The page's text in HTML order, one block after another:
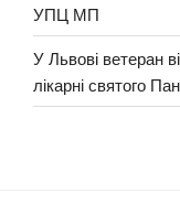
УПЦ МП
У Львові ветеран
лікарні святого